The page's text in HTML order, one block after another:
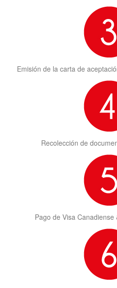
Emisión de la carta de
Recolección de
Pago de Visa